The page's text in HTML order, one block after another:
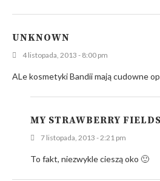
UNKNOWN
4 listopada, 2013 - 8:00 pm
ALe kosmetyki Bandii mają cudowne
MY STRAWBERRY FIELDS
7 listopada, 2013 - 2:21 pm
To fakt, niezwykle cieszą oko 🙂